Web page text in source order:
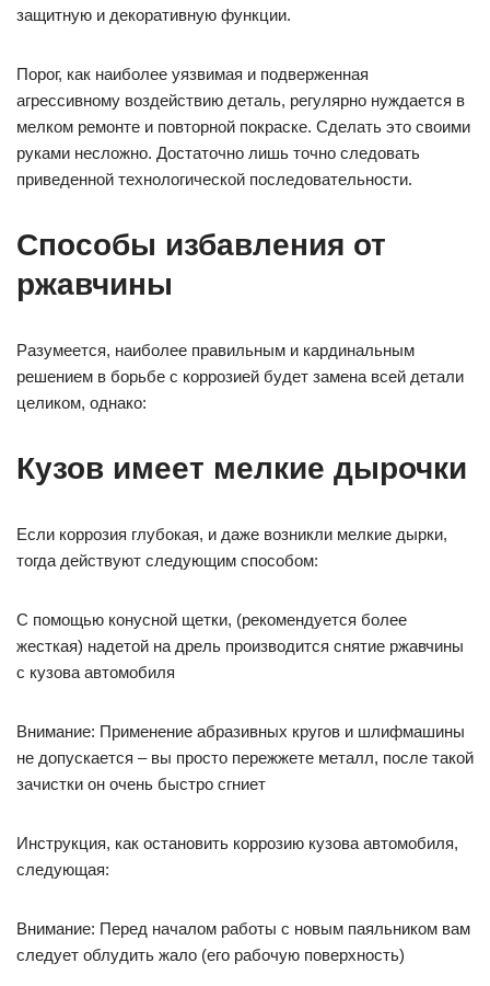
защитную и декоративную функции.
Порог, как наиболее уязвимая и подверженная
агрессивному воздействию деталь, регулярно нуждается в
мелком ремонте и повторной покраске. Сделать это своими
руками несложно. Достаточно лишь точно следовать
приведенной технологической последовательности.
Способы избавления от
ржавчины
Разумеется, наиболее правильным и кардинальным
решением в борьбе с коррозией будет замена всей детали
целиком, однако:
Кузов имеет мелкие дырочки
Если коррозия глубокая, и даже возникли мелкие дырки,
тогда действуют следующим способом:
С помощью конусной щетки, (рекомендуется более
жесткая) надетой на дрель производится снятие ржавчины
с кузова автомобиля
Внимание: Применение абразивных кругов и шлифмашины
не допускается – вы просто пережжете металл, после такой
зачистки он очень быстро сгниет
Инструкция, как остановить коррозию кузова автомобиля,
следующая:
Внимание: Перед началом работы с новым паяльником вам
следует облудить жало (его рабочую поверхность)